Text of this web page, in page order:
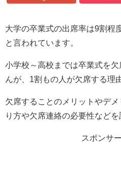
大学の卒業式の出席率は9割程
と言われています。
小学校～高校までは卒業式を
んが、1割もの人が欠席する理
欠席することのメリットやデ
り方や欠席連絡の必要性などを
スポンサ